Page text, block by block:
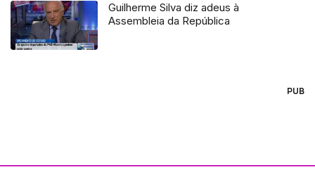
Guilherme Silva diz adeus à
Assembleia da República
PUB